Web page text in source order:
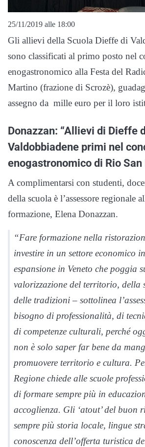
25/11/2019 alle 18:00
Gli allievi della Scuola Dieffe di
sono classificati al primo posto nel
enogastronomico alla Festa del
Martino (frazione di Scrozè),
assegno da mille euro per il loro
Donazzan: “Allievi di Dieffe
Valdobbiadene primi nel
enogastronomico di Rio San
A complimentarsi con studenti,
della scuola è l’assessore regionale
formazione, Elena Donazzan.
“Fare formazione nella
investire in un settore economico
espansione in Veneto che poggia
valorizzazione del territorio, della
delle tradizioni – sottolinea
bisogno di professionalità, di
di competenze culturali, perché
non è solo saper far bene da
promuovere territorio e cultura.
Regione chiede alle scuole
di formare sempre più in
accoglienza. Gli ‘atout’ del buon
sempre più storia locale, lingue
conoscenza dell’offerta turistica